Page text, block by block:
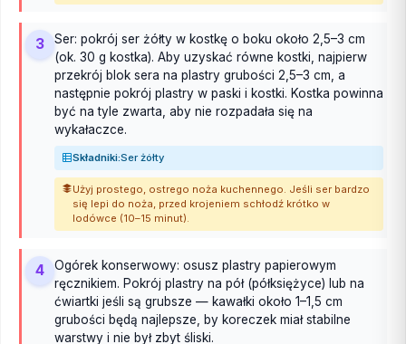
3
Ser: pokrój ser żółty w kostkę o boku około 2,5–3 cm
(ok. 30 g kostka). Aby uzyskać równe kostki, najpierw
przekrój blok sera na plastry grubości 2,5–3 cm, a
następnie pokrój plastry w paski i kostki. Kostka powinna
być na tyle zwarta, aby nie rozpadała się na
wykałaczce.
Składniki:Ser żółty
Użyj prostego, ostrego noża kuchennego. Jeśli ser bardzo
się lepi do noża, przed krojeniem schłodź krótko w
lodówce (10–15 minut).
4
Ogórek konserwowy: osusz plastry papierowym
ręcznikiem. Pokrój plastry na pół (półksiężyce) lub na
ćwiartki jeśli są grubsze — kawałki około 1–1,5 cm
grubości będą najlepsze, by koreczek miał stabilne
warstwy i nie był zbyt śliski.